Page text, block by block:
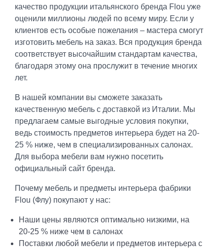
качество продукции итальянского бренда Flou уже
оценили миллионы людей по всему миру. Если у
клиентов есть особые пожелания – мастера смогут
изготовить мебель на заказ. Вся продукция бренда
соответствует высочайшим стандартам качества,
благодаря этому она прослужит в течение многих
лет.
В нашей компании вы сможете заказать
качественную мебель с доставкой из Италии. Мы
предлагаем самые выгодные условия покупки,
ведь стоимость предметов интерьера будет на 20-
25 % ниже, чем в специализированных салонах.
Для выбора мебели вам нужно посетить
официальный сайт бренда.
Почему мебель и предметы интерьера фабрики
Flou (Флу) покупают у нас:
Наши цены являются оптимально низкими, на
20-25 % ниже чем в салонах
Поставки любой мебели и предметов интерьера с